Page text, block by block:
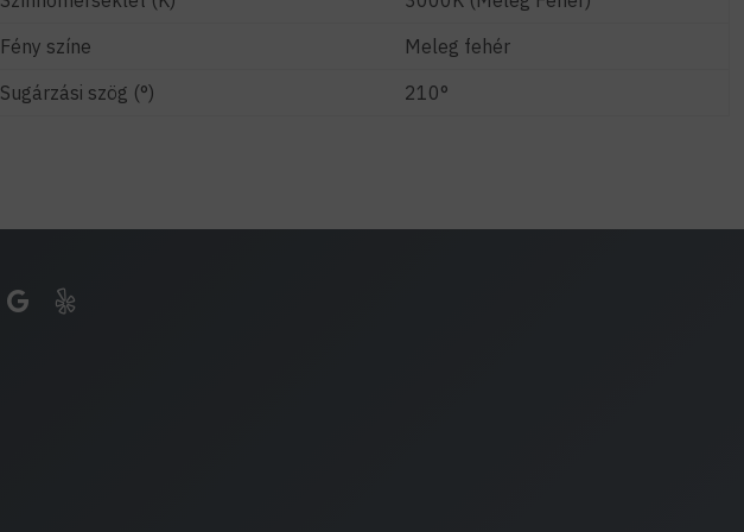
Fény színe
Meleg fehér
Sugárzási szög (°)
210°